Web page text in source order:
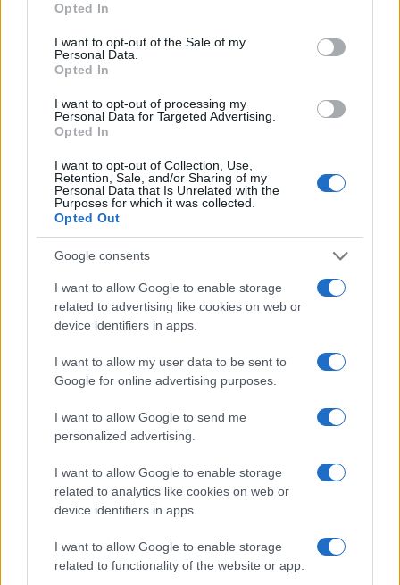
use your data for below specified purposes in below Google
consent section.
Opted In
I want to opt-out of the Sale of my
Personal Data.
Opted In
I want to opt-out of processing my
Personal Data for Targeted Advertising.
Opted In
I want to opt-out of Collection, Use,
Retention, Sale, and/or Sharing of my
Personal Data that Is Unrelated with the
Purposes for which it was collected.
Opted Out
Google consents
I want to allow Google to enable storage
related to advertising like cookies on web or
device identifiers in apps.
I want to allow my user data to be sent to
Google for online advertising purposes.
I want to allow Google to send me
personalized advertising.
I want to allow Google to enable storage
related to analytics like cookies on web or
device identifiers in apps.
I want to allow Google to enable storage
related to functionality of the website or app.
Continua a leggere